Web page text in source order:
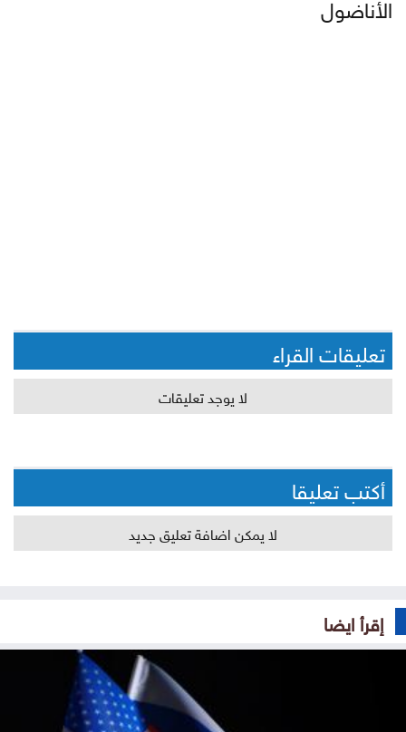
تعليقات القراء
لا يوجد تعليقات
أكتب تعليقا
لا يمكن اضافة تعليق جديد
إقرأ ايضا